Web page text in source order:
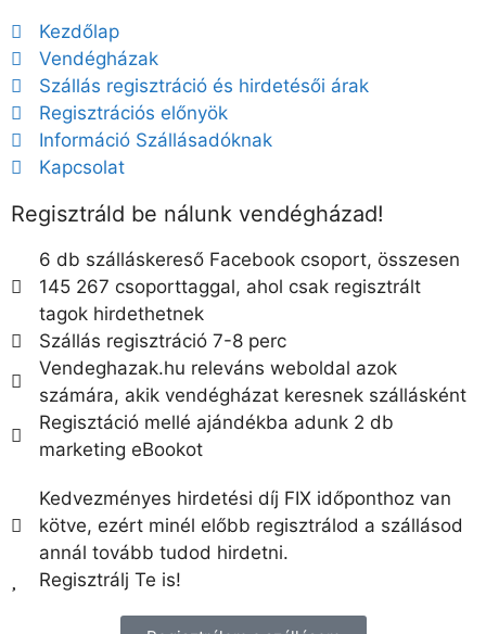
Kezdőlap
Vendégházak
Szállás regisztráció és hirdetésői árak
Regisztrációs előnyök
Információ Szállásadóknak
Kapcsolat
Regisztráld be nálunk vendégházad!
6 db szálláskereső Facebook csoport, összesen
145 267 csoporttaggal, ahol csak regisztrált
tagok hirdethetnek
Szállás regisztráció 7-8 perc
Vendeghazak.hu releváns weboldal azok
számára, akik vendégházat keresnek szállásként
Regisztáció mellé ajándékba adunk 2 db
marketing eBookot
Kedvezményes hirdetési díj FIX időponthoz van
kötve, ezért minél előbb regisztrálod a szállásod
annál tovább tudod hirdetni.
Regisztrálj Te is!